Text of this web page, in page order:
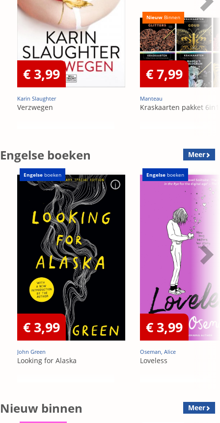
€ 3,99
Karin Slaughter
Verzwegen
Nieuw Binnen
€ 7,99
Manteau
Kraskaarten pakket 6in1
Engelse boeken Meer
Engelse boeken
€ 3,99
John Green
Looking for Alaska
Engelse boeken
€ 3,99
Oseman, Alice
Loveless
Nieuw binnen Meer